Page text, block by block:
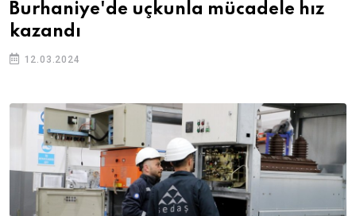
Burhaniye'de uçkunla mücadele hız
kazandı
12.03.2024